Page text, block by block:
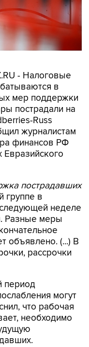
- Налоговые
в
мер поддержки
пострадали на
Russ
журналистам
финансов РФ
Евразийского
пострадавших
группе в
неделе
Разные меры
объявлено. (...) В
рассрочки
период
могут
что рабочая
необходимо